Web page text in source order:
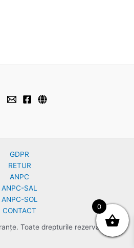
GDPR
RETUR
ANPC
ANPC-SAL
ANPC-SOL
CONTACT
Toate drepturile rezervate.
0